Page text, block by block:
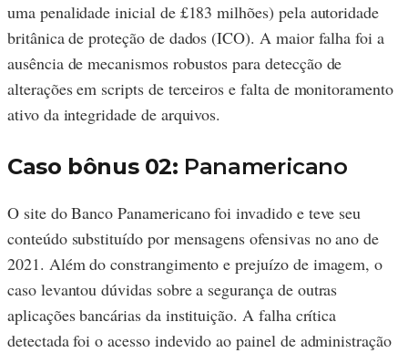
uma penalidade inicial de £183 milhões) pela autoridade
britânica de proteção de dados (ICO). A maior falha foi a
ausência de mecanismos robustos para detecção de
alterações em scripts de terceiros e falta de monitoramento
ativo da integridade de arquivos.
Caso bônus 02: Panamericano
O site do Banco Panamericano foi invadido e teve seu
conteúdo substituído por mensagens ofensivas no ano de
2021. Além do constrangimento e prejuízo de imagem, o
caso levantou dúvidas sobre a segurança de outras
aplicações bancárias da instituição. A falha crítica
detectada foi o acesso indevido ao painel de administração